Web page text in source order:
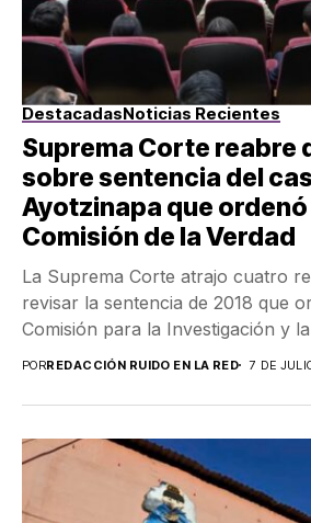
DestacadasNoticias Recientes
Suprema Corte reabre
sobre sentencia del
Ayotzinapa que
Comisión de la Verdad
La Suprema Corte atrajo cuatro
revisar la sentencia de 2018 que
Comisión para la Investigación y
PORREDACCIÓN RUIDO EN LA RED 7 DE